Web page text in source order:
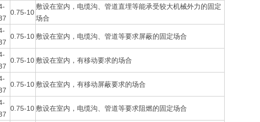
0.75-10
敷设在室内，电缆沟、管道直埋等能承受较大机械外力的固定
场合
0.75-10 敷设在室内，电缆沟、管道等要求屏蔽的固定场合
0.75-10 敷设在室内，有移动要求的场合
0.75-10 敷设在室内，有移动屏蔽要求的场合
0.75-10 敷设在室内，电缆沟、管道等要求阻燃的固定场合